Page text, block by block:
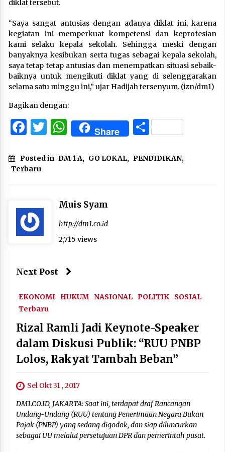
diklat tersebut.
“Saya sangat antusias dengan adanya diklat ini, karena
kegiatan ini memperkuat kompetensi dan keprofesian
kami selaku kepala sekolah. Sehingga meski dengan
banyaknya kesibukan serta tugas sebagai kepala sekolah,
saya tetap tetap antusias dan menempatkan situasi sebaik-
baiknya untuk mengikuti diklat yang di selenggarakan
selama satu minggu ini,” ujar Hadijah tersenyum. (izn/dm1)
Bagikan dengan:
Facebook
Twitter
WhatsApp
Share Share
Posted in DM 1 A, GO LOKAL, PENDIDIKAN,
Terbaru
Muis Syam
http://dm1.co.id
2,715 views
Next Post
EKONOMI HUKUM NASIONAL POLITIK
SOSIAL
Terbaru
Rizal Ramli Jadi Keynote-Speaker
dalam Diskusi Publik: “RUU PNBP
Lolos, Rakyat Tambah Beban”
Sel Okt 31 , 2017
DM1.CO.ID, JAKARTA: Saat ini, terdapat draf Rancangan
Undang-Undang (RUU) tentang Penerimaan Negara Bukan
Pajak (PNBP) yang sedang digodok, dan siap diluncurkan
sebagai UU melalui persetujuan DPR dan pemerintah pusat.